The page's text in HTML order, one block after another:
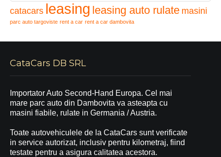
catacars leasing leasing auto rulate masini
parc auto targoviste rent a car rent a car dambovita
CataCars DB SRL
Importator Auto Second-Hand Europa. Cel mai
mare parc auto din Dambovita va asteapta cu
masini fiabile, rulate in Germania / Austria.
Toate autovehiculele de la CataCars sunt verificate
in service autorizat, inclusiv pentru kilometraj, fiind
testate pentru a asigura calitatea acestora.